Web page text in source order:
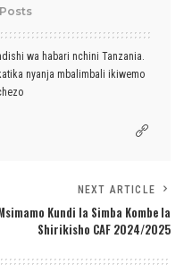
wa habari nchini Tanzania.
nyanja mbalimbali ikiwemo
NEXT ARTICLE
Kundi la Simba Kombe la
Shirikisho CAF 2024/2025